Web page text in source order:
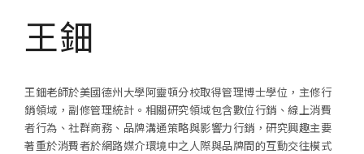
王鈿
王鈿老師於美國德州大學阿靈頓分校取得管理博士學位，主修行
銷領域，副修管理統計。相關研究領域包含數位行銷、線上消費
者行為、社群商務、品牌溝通策略與影響力行銷，研究興趣主要
著重於消費者於網路媒介環境中之人際與品牌間的互動交往模式